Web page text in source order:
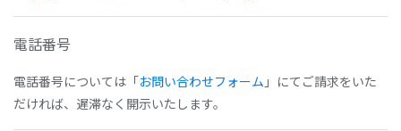
電話番号
電話番号については「お問い合わせフォーム 」にてご請求をいた
だければ、遅滞なく開示いたします。